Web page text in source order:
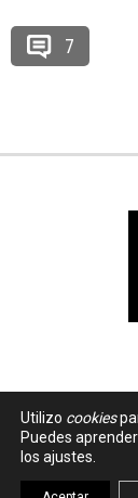
7
Utilizo cookies
Puedes
los ajustes.